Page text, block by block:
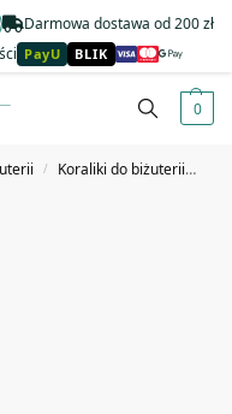
Darmowa dostawa od 200 zł
PayU BLIK
0
/ Koraliki do biżuterii